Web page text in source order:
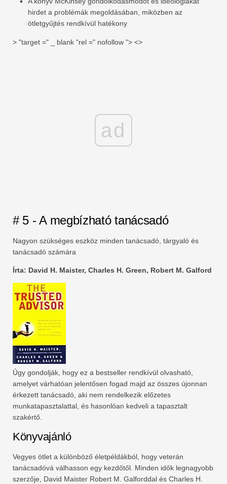
hirdet a problémák megoldásában, miközben az
ötletgyűjtés rendkívül hatékony
> "target =" _ blank "rel =" nofollow "> <>
ad
# 5 - A megbízható tanácsadó
Nagyon szükséges eszköz minden tanácsadó, tárgyaló és
tanácsadó számára
Írta: David H. Maister, Charles H. Green, Robert M. Galford
Úgy gondolják, hogy ez a bestseller rendkívül olvasható,
amelyet várhatóan jelentősen fogad majd az összes újonnan
érkezett tanácsadó, aki nem rendelkezik előzetes
munkatapasztalattal, és hasonlóan kedveli a tapasztalt
szakértő.
Könyvajánló
Vegyes ötlet a különböző életpéldákból, hogy veterán
tanácsadóvá válhasson egy kezdőtől. Minden idők legnagyobb
szerzője, David Maister Robert M. Galforddal és Charles H.